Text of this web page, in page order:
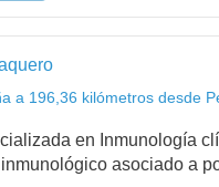
a 196,36 kilómetros desde
en Inmunología
asociado a